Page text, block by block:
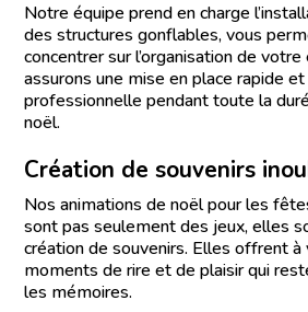
Notre équipe prend en charge
des structures gonflables, vous
concentrer sur l’organisation de
assurons une mise en place rapide
professionnelle pendant toute la
noël.
Création de souvenirs
Nos animations de noël pour les
sont pas seulement des jeux, elles
création de souvenirs. Elles offrent à
moments de rire et de plaisir qui
les mémoires.